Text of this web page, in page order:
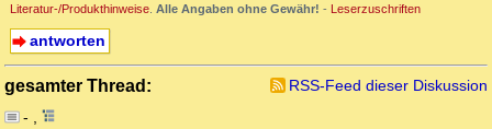
Literatur-/Produkthinweise. Alle Angaben ohne Gewähr! - Leserzuschriften
antworten
gesamter Thread:
RSS-Feed dieser Diskussion
- ,